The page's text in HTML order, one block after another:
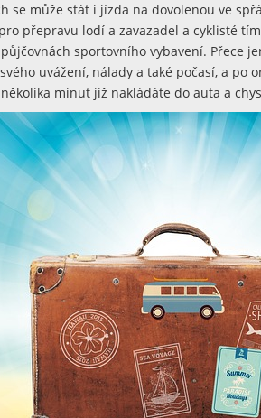
se může stát i jízda na dovolenou ve
přepravu lodí a zavazadel a cyklisté
sportovního vybavení. Přece
uvážení, nálady a také počasí, a
minut již nakládáte do auta a